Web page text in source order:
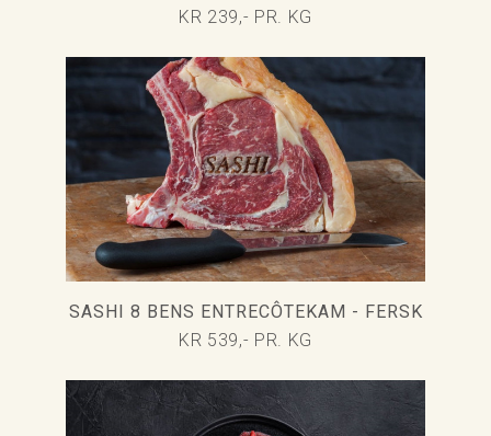
KR 239,- PR. KG
SASHI 8 BENS ENTRECÔTEKAM - FERSK
KR 539,- PR. KG